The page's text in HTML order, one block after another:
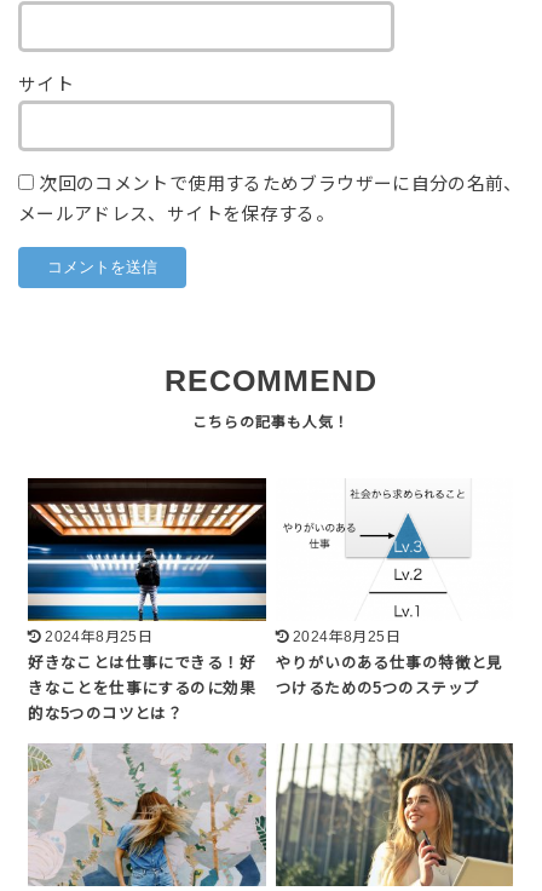
サイト
次回のコメントで使用するためブラウザーに自分の名前、
メールアドレス、サイトを保存する。
RECOMMEND
2024年8月25日
好きなことは仕事にできる！好
きなことを仕事にするのに効果
的な5つのコツとは？
2024年8月25日
やりがいのある仕事の特徴と見
つけるための5つのステップ